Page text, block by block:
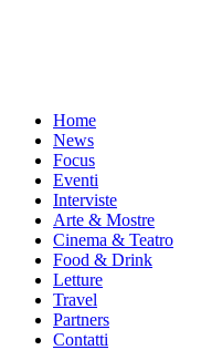
Home
News
Focus
Eventi
Interviste
Arte & Mostre
Cinema & Teatro
Food & Drink
Letture
Travel
Partners
Contatti